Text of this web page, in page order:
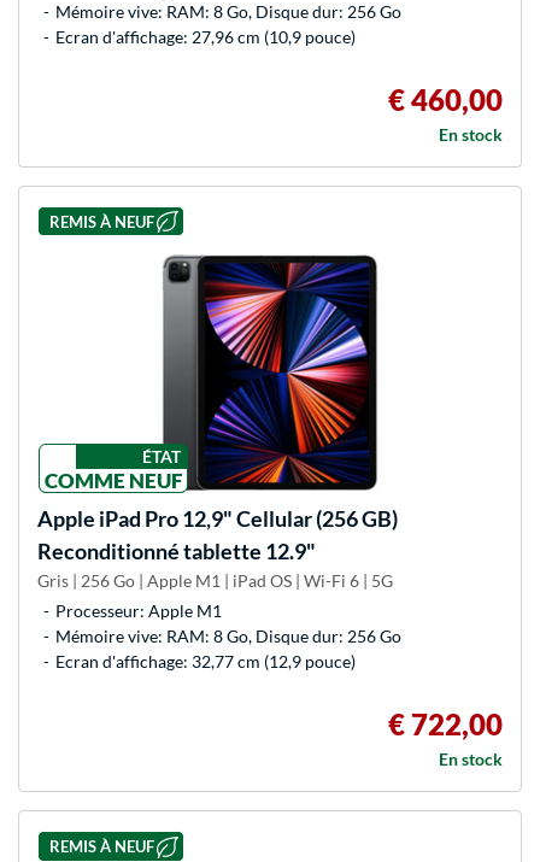
Mémoire vive: RAM: 8 Go, Disque dur: 256 Go
Ecran d'affichage: 27,96 cm (10,9 pouce)
€ 460,00
En stock
REMIS À NEUF
ÉTAT
COMME NEUF
Apple iPad Pro 12,9" Cellular (256 GB)
Reconditionné tablette 12.9"
Gris | 256 Go | Apple M1 | iPad OS | Wi-Fi 6 | 5G
Processeur: Apple M1
Mémoire vive: RAM: 8 Go, Disque dur: 256 Go
Ecran d'affichage: 32,77 cm (12,9 pouce)
€ 722,00
En stock
REMIS À NEUF